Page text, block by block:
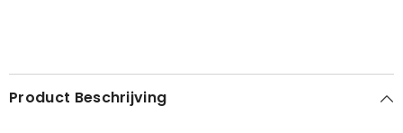
Product Beschrijving